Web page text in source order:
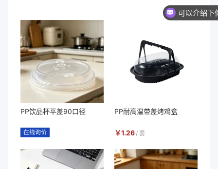
换一批
PP饮品杯平盖90口径
在线询价
PP耐高温带盖烤鸡盒
￥1.26 / 套